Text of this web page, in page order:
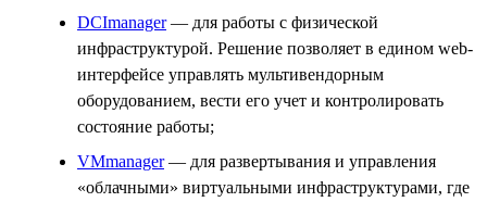
DCImanager— для работы с физической
инфраструктурой. Решение позволяет в едином web-
интерфейсе управлять мультивендорным
оборудованием, вести его учет и контролировать
состояние работы;
VMmanager— для развертывания и управления
«облачными» виртуальными инфраструктурами, где